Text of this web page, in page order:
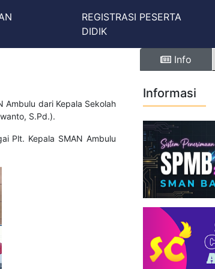
REGISTRASI PESERTA
DIDIK
Ambulu dari Kepala Sekolah
S.Pd.).
Plt. Kepala SMAN Ambulu
Info
Informasi